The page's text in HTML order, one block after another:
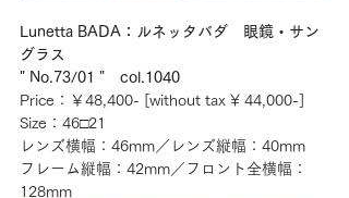
Lunetta BADA：ルネッタバダ　眼鏡・サン
グラス
" No.73/01 "　col.1040
Price：￥48,400- [without tax ¥ 44,000-]
Size：46□21
レンズ横幅：46mm／レンズ縦幅：40mm
フレーム縦幅：42mm／フロント全横幅：
128mm